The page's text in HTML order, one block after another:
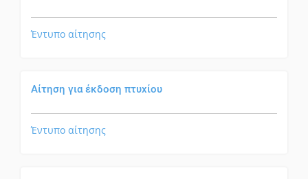
Έντυπο αίτησης
Αίτηση για έκδοση πτυχίου
Έντυπο αίτησης